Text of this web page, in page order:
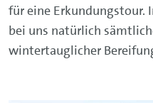
für eine Erkundungstour.
bei uns natürlich
wintertauglicher